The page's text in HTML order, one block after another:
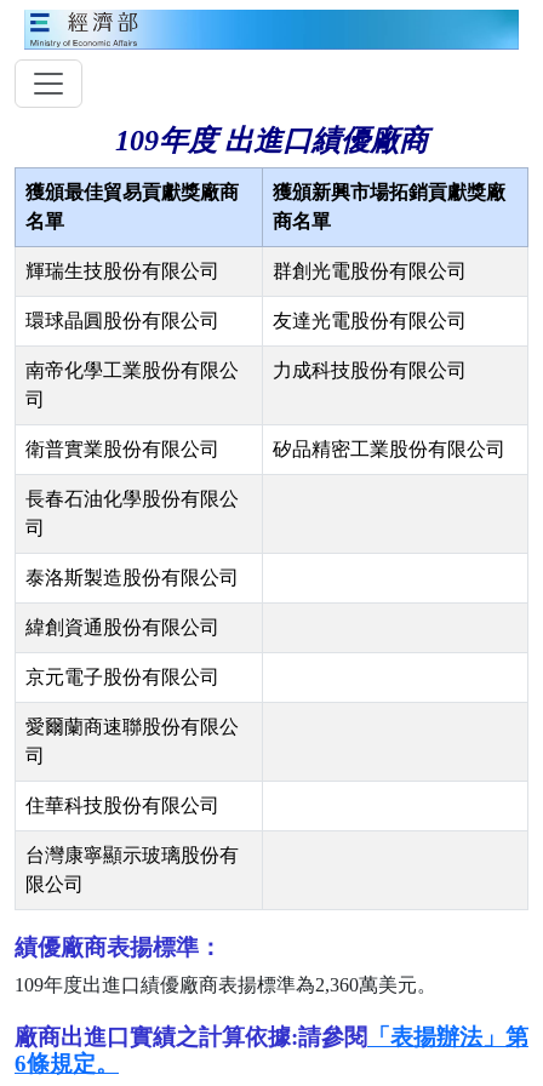
109年度 出進口績優廠商
獲頒最佳貿易貢獻獎廠商
名單
獲頒新興市場拓銷貢獻獎廠
商名單
輝瑞生技股份有限公司 群創光電股份有限公司
環球晶圓股份有限公司 友達光電股份有限公司
南帝化學工業股份有限公
司
力成科技股份有限公司
衛普實業股份有限公司 矽品精密工業股份有限公司
長春石油化學股份有限公
司
泰洛斯製造股份有限公司
緯創資通股份有限公司
京元電子股份有限公司
愛爾蘭商速聯股份有限公
司
住華科技股份有限公司
台灣康寧顯示玻璃股份有
限公司
績優廠商表揚標準：
109年度出進口績優廠商表揚標準為2,360萬美元。
廠商出進口實績之計算依據:請參閱 「表揚辦法」第
6條規定。